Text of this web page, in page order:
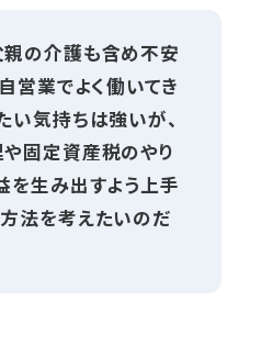
の介護も含め不安
営業でよく働いてき
い気持ちは強いが、
固定資産税のやり
を生み出すよう上手
法を考えたいのだ